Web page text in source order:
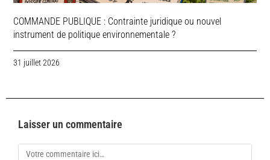
COMMANDE PUBLIQUE : Contrainte juridique ou nouvel
instrument de politique environnementale ?
31 juillet 2026
Laisser un commentaire